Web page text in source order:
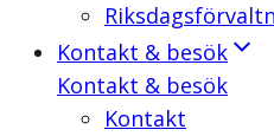
Kontakt & besök
Kontakt & besök
Kontakt